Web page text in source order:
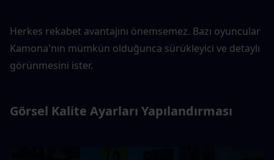
Herkes rekabet avantajını önemsemez. Bazı oyuncular
Kamona'nın mümkün olduğunca sürükleyici ve detaylı
görünmesini ister.
Görsel Kalite Ayarları Yapılandırması